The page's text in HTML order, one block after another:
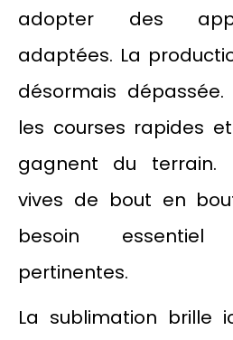
adopter des
adaptées. La
désormais
les courses rapides
gagnent du terrain.
vives de bout en
besoin
pertinentes.
La sublimation brille